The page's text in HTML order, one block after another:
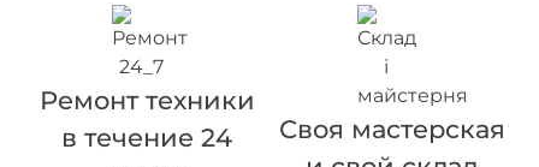
Ремонт техники
в течение 24
Своя мастерская